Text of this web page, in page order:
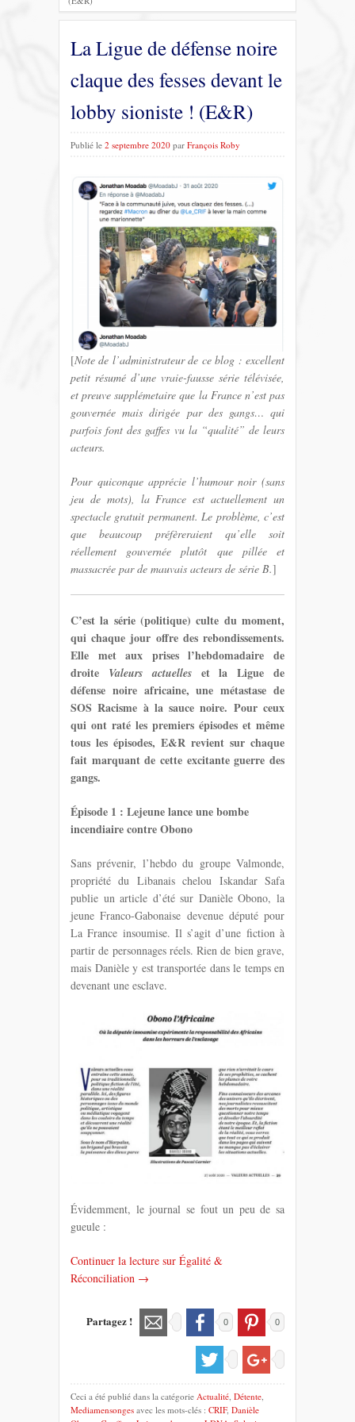
La Ligue de défense noire
claque des fesses devant le
lobby sioniste ! (E&R)
Publié le 2 septembre 2020 par François Roby
[Note de l’administrateur de ce blog : excellent
petit résumé d’une vraie-fausse série télévisée,
et preuve supplémetaire que la France n’est pas
gouvernée mais dirigée par des gangs… qui
parfois font des gaffes vu la “qualité” de leurs
acteurs.
Pour quiconque apprécie l’humour noir (sans
jeu de mots), la France est actuellement un
spectacle gratuit permanent. Le problème, c’est
que beaucoup préfèreraient qu’elle soit
réellement gouvernée plutôt que pillée et
massacrée par de mauvais acteurs de série B.]
C’est la série (politique) culte du moment,
qui chaque jour offre des rebondissements.
Elle met aux prises l’hebdomadaire de
droite Valeurs actuelleset la Ligue de
défense noire africaine, une métastase de
SOS Racisme à la sauce noire. Pour ceux
qui ont raté les premiers épisodes et même
tous les épisodes, E&R revient sur chaque
fait marquant de cette excitante guerre des
gangs.
Épisode 1 : Lejeune lance une bombe
incendiaire contre Obono
Sans prévenir, l’hebdo du groupe Valmonde,
propriété du Libanais chelou Iskandar Safa
publie un article d’été sur Danièle Obono, la
jeune Franco-Gabonaise devenue député pour
La France insoumise. Il s’agit d’une fiction à
partir de personnages réels. Rien de bien grave,
mais Danièle y est transportée dans le temps en
devenant une esclave.
Évidemment, le journal se fout un peu de sa
gueule :
Continuer la lecture sur Égalité &
Réconciliation →
Partagez ! 0 0
Ceci a été publié dans la catégorie Actualité Détente
Mediamensonges avec les mots-clés : CRIF, Danièle